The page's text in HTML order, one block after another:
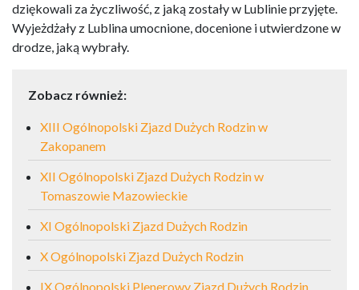
dziękowali za życzliwość, z jaką zostały w Lublinie przyjęte.
Wyjeżdżały z Lublina umocnione, docenione i utwierdzone w
drodze, jaką wybrały.
Zobacz również:
XIII Ogólnopolski Zjazd Dużych Rodzin w
Zakopanem
XII Ogólnopolski Zjazd Dużych Rodzin w
Tomaszowie Mazowieckie
XI Ogólnopolski Zjazd Dużych Rodzin
X Ogólnopolski Zjazd Dużych Rodzin
IX Ogólnopolski Plenerowy Zjazd Dużych Rodzin